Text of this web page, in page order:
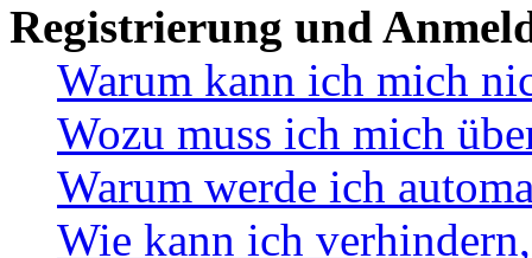
Registrierung und
Warum kann ich mich
Wozu muss ich mich
Warum werde ich
Wie kann ich